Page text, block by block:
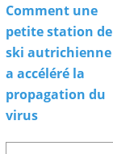
Comment une
petite station de
ski autrichienne
a accéléré la
propagation du
virus